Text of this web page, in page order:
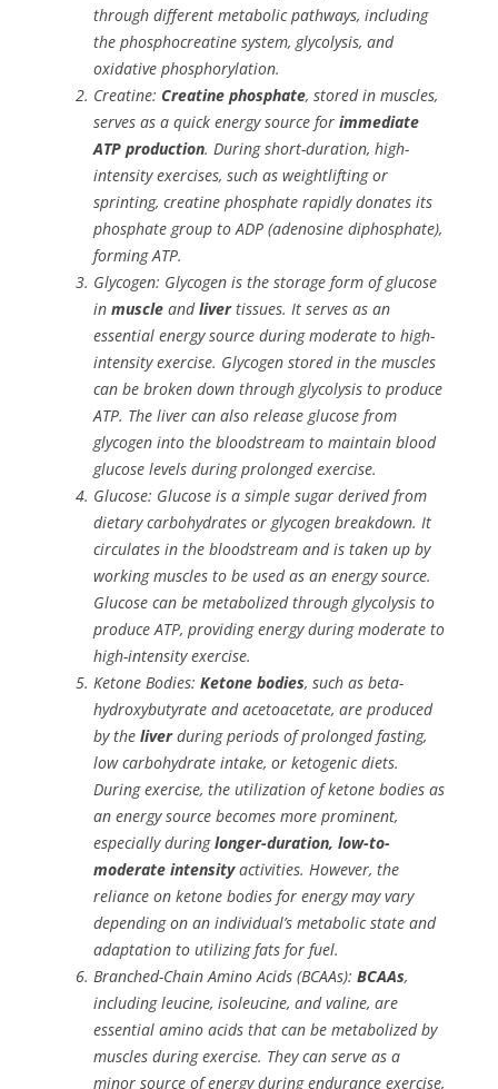
through different metabolic pathways, including
the phosphocreatine system, glycolysis, and
oxidative phosphorylation.
Creatine: Creatine phosphate, stored in muscles,
serves as a quick energy source for immediate
ATP production. During short-duration, high-
intensity exercises, such as weightlifting or
sprinting, creatine phosphate rapidly donates its
phosphate group to ADP (adenosine diphosphate),
forming ATP.
Glycogen: Glycogen is the storage form of glucose
in muscle andlivertissues. It serves as an
essential energy source during moderate to high-
intensity exercise. Glycogen stored in the muscles
can be broken down through glycolysis to produce
ATP. The liver can also release glucose from
glycogen into the bloodstream to maintain blood
glucose levels during prolonged exercise.
Glucose: Glucose is a simple sugar derived from
dietary carbohydrates or glycogen breakdown. It
circulates in the bloodstream and is taken up by
working muscles to be used as an energy source.
Glucose can be metabolized through glycolysis to
produce ATP, providing energy during moderate to
high-intensity exercise.
Ketone Bodies: Ketone bodies, such as beta-
hydroxybutyrate and acetoacetate, are produced
by the liverduring periods of prolonged fasting,
low carbohydrate intake, or ketogenic diets.
During exercise, the utilization of ketone bodies as
an energy source becomes more prominent,
especially duringlonger-duration, low-to-
moderate intensityactivities. However, the
reliance on ketone bodies for energy may vary
depending on an individual’s metabolic state and
adaptation to utilizing fats for fuel.
Branched-Chain Amino Acids (BCAAs): BCAAs,
including leucine, isoleucine, and valine, are
essential amino acids that can be metabolized by
muscles during exercise. They can serve as a
minor source of energy during endurance exercise,